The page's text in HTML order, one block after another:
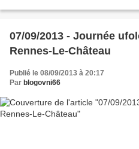
07/09/2013 - Journée
Rennes-Le-Château
Publié le 08/09/2013 à 20:17
Par blogovni66